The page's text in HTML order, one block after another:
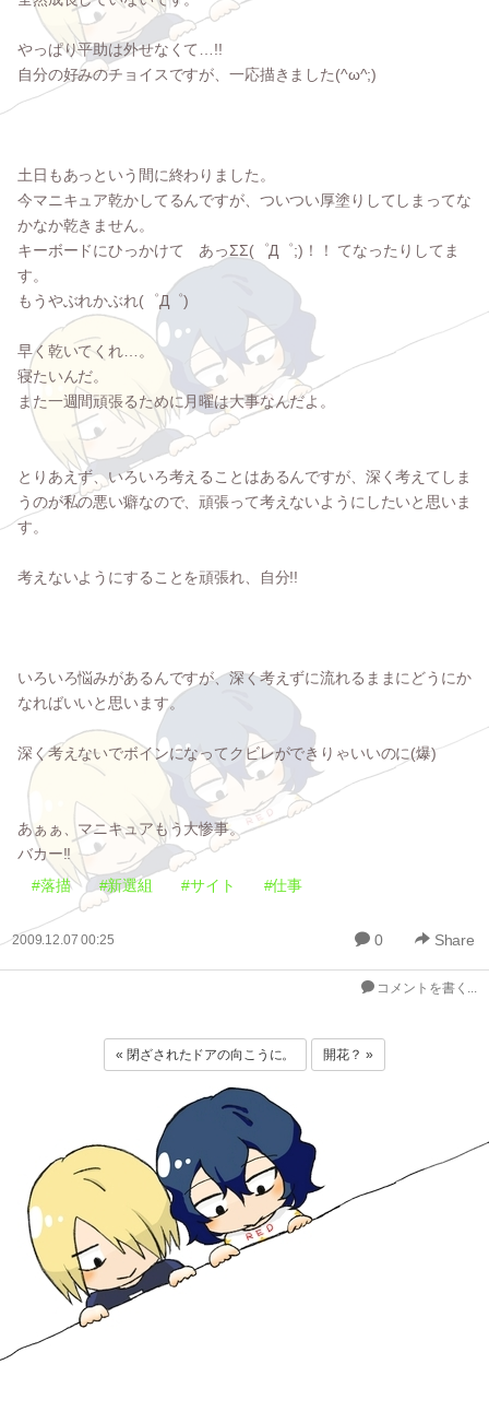
やっぱり平助は外せなくて…!!
自分の好みのチョイスですが、一応描きました(^ω^;)
土日もあっという間に終わりました。
今マニキュア乾かしてるんですが、ついつい厚塗りしてしまってな
かなか乾きません。
キーボードにひっかけて あっΣΣ(゜Д゜;)！！ てなったりしてま
す。
もうやぶれかぶれ(゜Д゜)
早く乾いてくれ…。
寝たいんだ。
また一週間頑張るために月曜は大事なんだよ。
とりあえず、いろいろ考えることはあるんですが、深く考えてしま
うのが私の悪い癖なので、頑張って考えないようにしたいと思いま
す。
考えないようにすることを頑張れ、自分!!
いろいろ悩みがあるんですが、深く考えずに流れるままにどうにか
なればいいと思います。
深く考えないでボインになってクビレができりゃいいのに(爆)
あぁぁ、マニキュアもう大惨事。
バカー!!
#落描
#新選組 #サイト #仕事
2009.12.07 00:25 0 Share
コメントを書く...
« 閉ざされたドアの向こうに。 開花？ »